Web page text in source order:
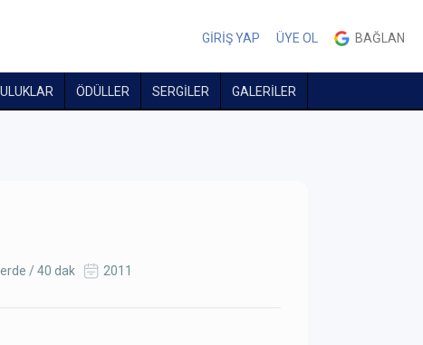
GİRİŞ YAP ÜYE OL BAĞLAN
ÖDÜLLER SERGİLER GALERİLER
/ 40 dak 2011